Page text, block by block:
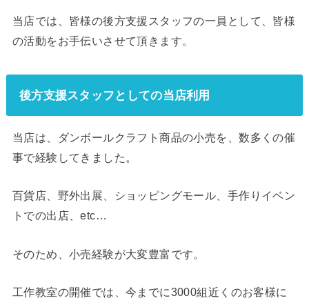
当店では、皆様の後方支援スタッフの一員として、皆様
の活動をお手伝いさせて頂きます。
後方支援スタッフとしての当店利用
当店は、ダンボールクラフト商品の小売を、数多くの催
事で経験してきました。
百貨店、野外出展、ショッピングモール、手作りイベン
トでの出店、etc…
そのため、小売経験が大変豊富です。
工作教室の開催では、今までに3000組近くのお客様に